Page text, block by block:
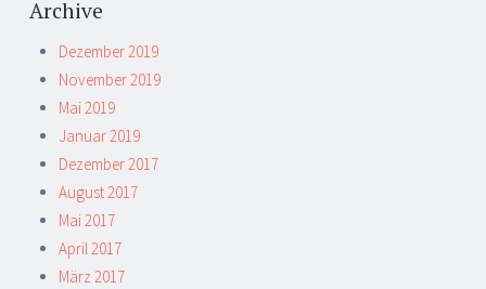
Archive
Dezember 2019
November 2019
Mai 2019
Januar 2019
Dezember 2017
August 2017
Mai 2017
April 2017
März 2017